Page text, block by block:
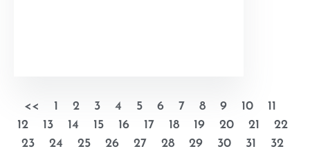
<< 1 2 3 4 5 6 7 8 9 10
11
12
13 14 15 16 17 18 19 20 21
22
23
24 25 26 27 28 29 30 31
32